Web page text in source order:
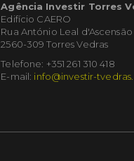
Agência Investir Torres
Edifício CAERO
Rua António Leal d'Ascensão
2560-309 Torres Vedras
Telefone: +351 261 310 418
E-mail: info@investir-